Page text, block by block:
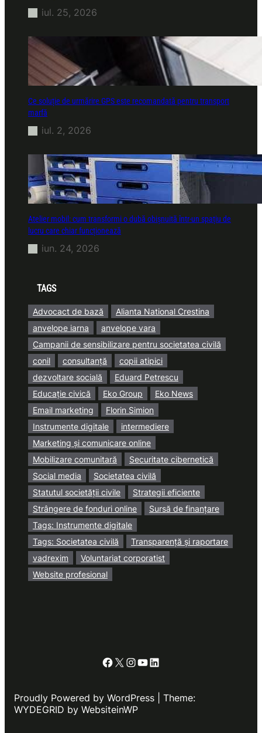
iul. 25, 2026
Ce soluție de urmărire GPS este recomandată pentru transport
marfă
iul. 2, 2026
Atelier mobil: cum transformi o dubă obișnuită într-un spațiu de
lucru care chiar funcționează
iun. 24, 2026
TAGS
Advocact de bază
Alianta National Crestina
anvelope iarna
anvelope vara
Campanii de sensibilizare pentru societatea civilă
conil
consultanță
copii atipici
dezvoltare socială
Eduard Petrescu
Educație civică
Eko Group
Eko News
Email marketing
Florin Simion
Instrumente digitale
intermediere
Marketing și comunicare online
Mobilizare comunitară
Securitate cibernetică
Social media
Societatea civilă
Statutul societății civile
Strategii eficiente
Strângere de fonduri online
Sursă de finanțare
Tags: Instrumente digitale
Tags: Societatea civilă
Transparență și raportare
vadrexim
Voluntariat corporatist
Website profesional
Facebook
X Instagram
YouTube
LinkedIn
Proudly Powered by WordPress | Theme:
WYDEGRID by WebsiteinWP